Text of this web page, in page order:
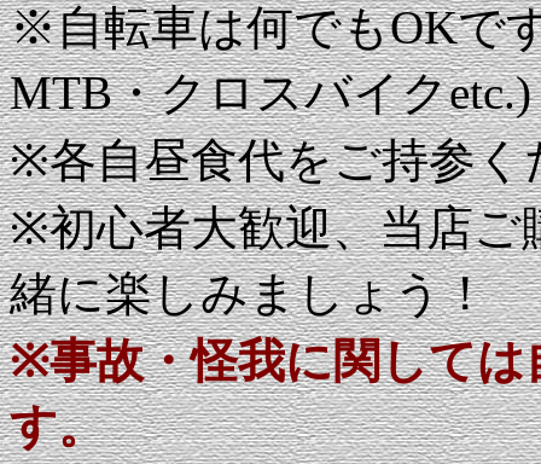
※自転車は何でもOKで
MTB・クロスバイクetc.)
※各自昼食代をご持参く
※初心者大歓迎、当店ご
緒に楽しみましょう！
※事故・怪我に関して
す。